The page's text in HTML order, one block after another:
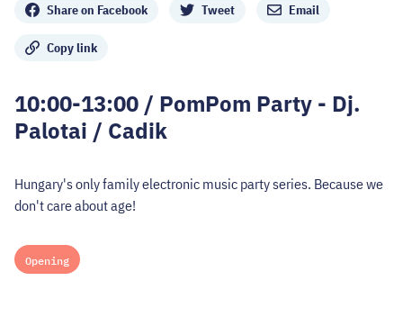
Share on Facebook Tweet Email
Copy link
10:00-13:00 / PomPom Party - Dj.
Palotai / Cadik
Hungary's only family electronic music party series. Because we
don't care about age!
Opening